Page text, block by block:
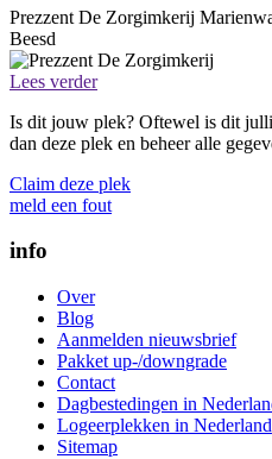
Prezzent De Zorgimkerij
Beesd
Lees verder
Is dit jouw plek? Oftewel is dit
dan deze plek en beheer alle
Claim deze plek
meld een fout
info
Over
Blog
Aanmelden nieuwsbrief
Pakket up-/downgrade
Contact
Dagbestedingen in
Logeerplekken in Nederland
Sitemap